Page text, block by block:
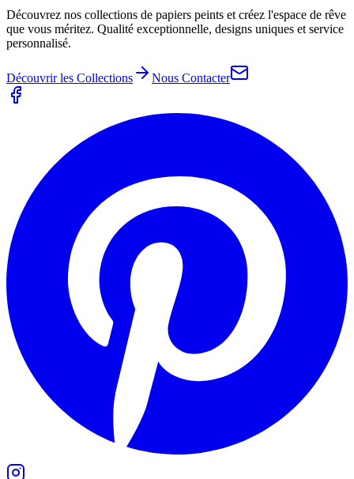
Découvrez nos collections de papiers peints et créez l'espace de rêve
que vous méritez. Qualité exceptionnelle, designs uniques et service
personnalisé.
Découvrir les Collections Nous Contacter